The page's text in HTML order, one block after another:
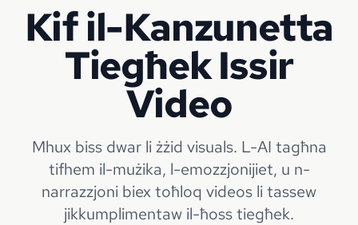
Kif il-Kanzunetta
Tiegħek Issir
Video
Mhux biss dwar li żżid visuals. L-AI tagħna
tifhem il-mużika, l-emozzjonijiet, u n-
narrazzjoni biex toħloq videos li tassew
jikkumplimentaw il-ħoss tiegħek.